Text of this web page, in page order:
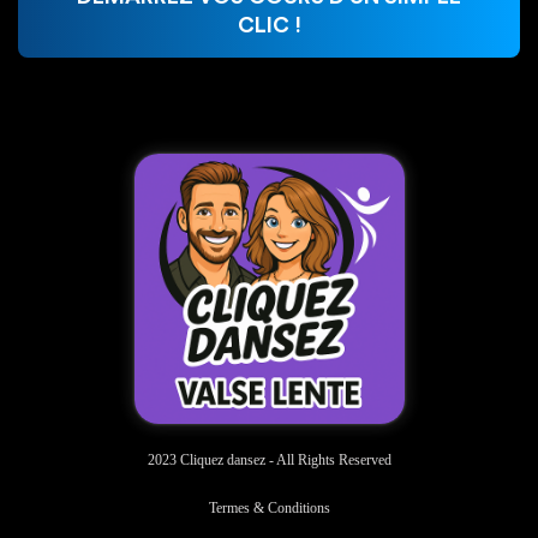
CLIC !
2023 Cliquez dansez - All Rights Reserved
Termes & Conditions